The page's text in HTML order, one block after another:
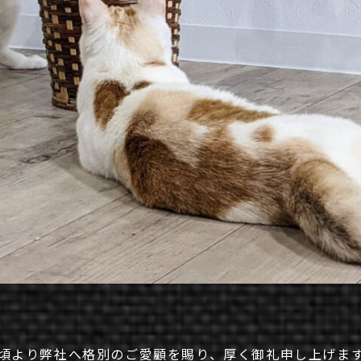
より弊社へ格別のご愛顧を賜り、厚く御礼申し上げま